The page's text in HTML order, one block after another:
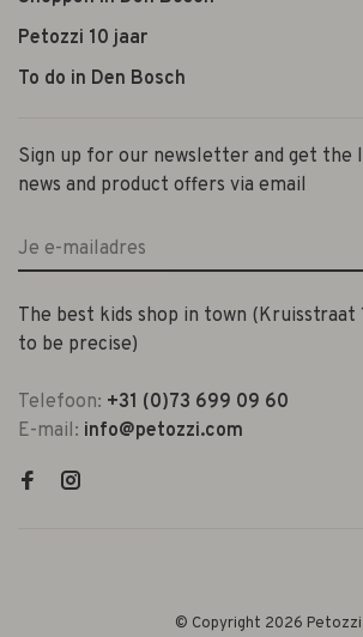
Petozzi 10 jaar
To do in Den Bosch
Sign up for our newsletter and get the
news and product offers via email
The best kids shop in town (Kruisstraat
to be precise)
Telefoon: +31 (0)73 699 09 60
E-mail: info@petozzi.com
© Copyright 2026 Petozzi